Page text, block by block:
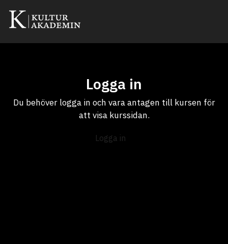
Logga in
Du behöver logga in och vara antagen till kursen för
att visa kurssidan.
Logga in